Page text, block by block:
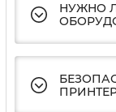
НУЖНО